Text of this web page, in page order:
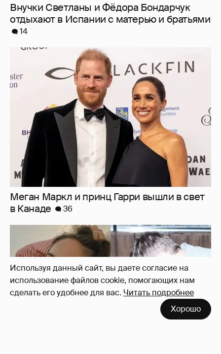
Используя данный сайт, вы даете согласие на
использование файлов cookie, помогающих нам
сделать его удобнее для вас. Читать подробнее
Хорошо
Внучки Светланы и Фёдора Бондарчук
отдыхают в Испании с матерью и братьями
14
Меган Маркл и принц Гарри вышли в свет
в Канаде
36